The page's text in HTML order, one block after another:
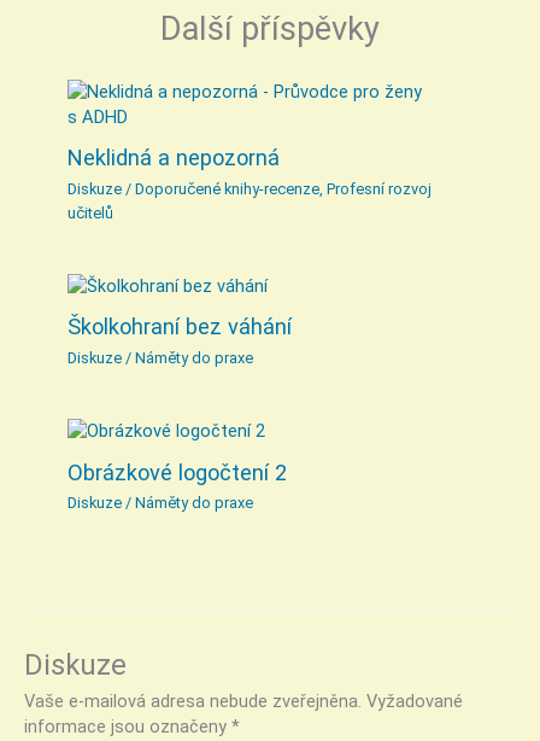
Další příspěvky
Neklidná a nepozorná
Diskuze /Doporučené knihy-recenze ,Profesní rozvoj
učitelů
Školkohraní bez váhání
Diskuze /Náměty do praxe
Obrázkové logočtení 2
Diskuze /Náměty do praxe
Diskuze
Vaše e-mailová adresa nebude zveřejněna. Vyžadované
informace jsou označeny *